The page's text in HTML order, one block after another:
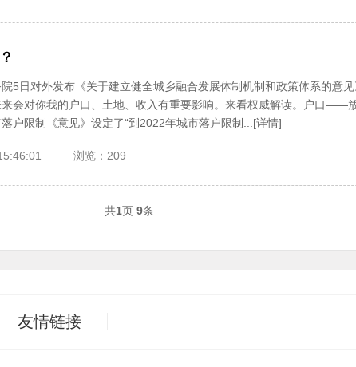
5日对外发布《关于建立健全城乡融合发展体制机制和政策体系的意
会对你我的户口、土地、收入有重要影响。来看权威解读。户口——
户限制《意见》设定了“到2022年城市落户限制...[详情]
浏览：209
共1页 9条
友情链接